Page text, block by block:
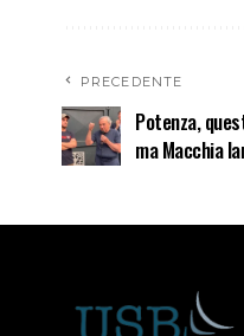
PRECEDENTE
Potenza,
ma Macchia